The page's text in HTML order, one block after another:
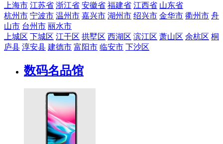
上海市 江苏省 浙江省 安徽省 福建省 江西省 山东省
杭州市 宁波市 温州市 嘉兴市 湖州市 绍兴市 金华市 衢州市 舟
山市 台州市 丽水市
上城区 下城区 江干区 拱墅区 西湖区 滨江区 萧山区 余杭区 桐
庐县 淳安县 建德市 富阳市 临安市 下沙区
数码名品馆